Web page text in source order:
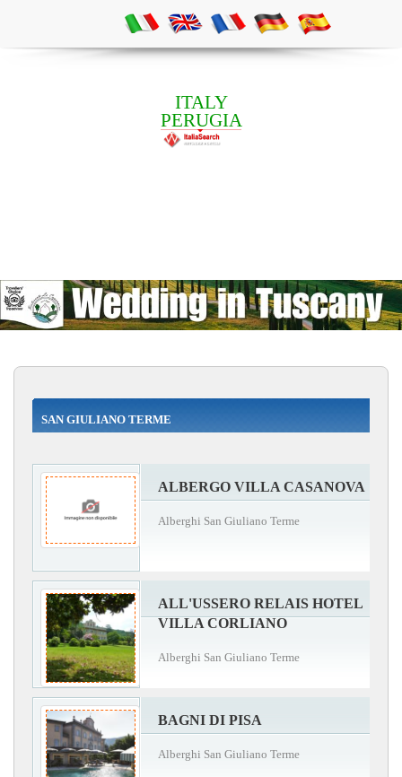
ITALY
PERUGIA
SAN GIULIANO TERME
ALBERGO VILLA CASANOVA
Alberghi San Giuliano Terme
ALL'USSERO RELAIS HOTEL
VILLA CORLIANO
Alberghi San Giuliano Terme
BAGNI DI PISA
Alberghi San Giuliano Terme